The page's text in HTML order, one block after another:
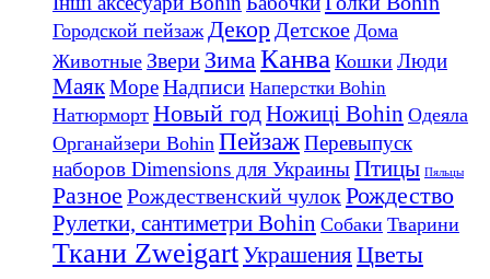
Городской пейзаж Декор Детское Дома
Животные Звери Зима Канва Кошки Люди
МаякМореНадписи Наперстки Bohin
Натюрморт Новый годНожиці Bohin Одеяла
Органайзери Bohin ПейзажПеревыпуск
наборов Dimensions для УкраиныПтицы Пяльцы
Разное Рождественский чулокРождество
Рулетки, сантиметри Bohin Собаки Тварини
Ткани ZweigartУкрашенияЦветы